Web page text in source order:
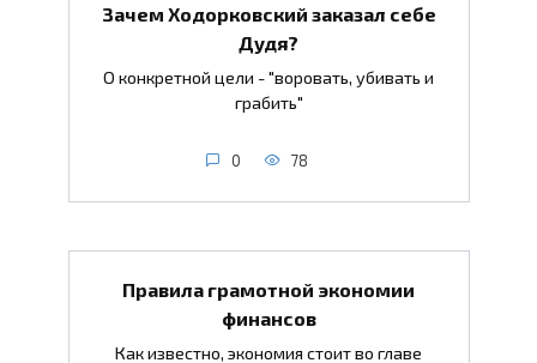
Зачем Ходорковский заказал себе
Дудя?
О конкретной цели - "воровать, убивать и
грабить"
0 78
Правила грамотной экономии
финансов
Как известно, экономия стоит во главе